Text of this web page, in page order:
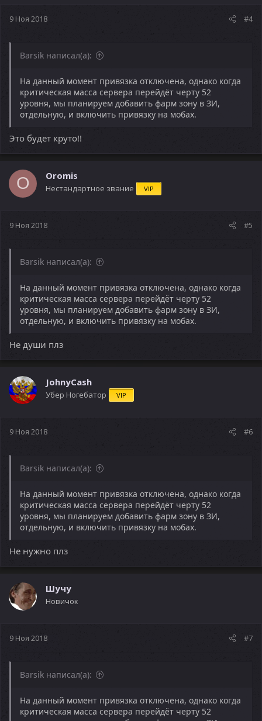
9 Ноя 2018 #4
Barsik написал(а):
На данный момент привязка отключена, однако когда
критическая масса сервера перейдёт черту 52
уровня, мы планируем добавить фарм зону в ЗИ,
отдельную, и включить привязку на мобах.
Это будет круто!!
O Oromis
Нестандартное звание VIP
9 Ноя 2018 #5
Barsik написал(а):
На данный момент привязка отключена, однако когда
критическая масса сервера перейдёт черту 52
уровня, мы планируем добавить фарм зону в ЗИ,
отдельную, и включить привязку на мобах.
Не души плз
JohnyCash
Убер Ногебатор VIP
9 Ноя 2018 #6
Barsik написал(а):
На данный момент привязка отключена, однако когда
критическая масса сервера перейдёт черту 52
уровня, мы планируем добавить фарм зону в ЗИ,
отдельную, и включить привязку на мобах.
Не нужно плз
Шучу
Новичок
9 Ноя 2018 #7
Barsik написал(а):
На данный момент привязка отключена, однако когда
критическая масса сервера перейдёт черту 52